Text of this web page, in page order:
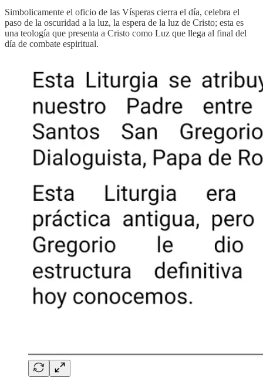
Simbolicamente el oficio de las Vísperas cierra el día, celebra el
paso de la oscuridad a la luz, la espera de la luz de Cristo; esta es
una teología que presenta a Cristo como Luz que llega al final del
día de combate espiritual.